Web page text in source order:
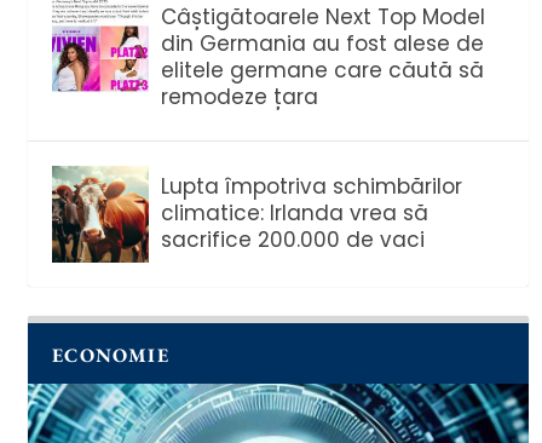
Câștigătoarele Next Top Model
din Germania au fost alese de
elitele germane care căută să
remodeze țara
Lupta împotriva schimbărilor
climatice: Irlanda vrea să
sacrifice 200.000 de vaci
ECONOMIE